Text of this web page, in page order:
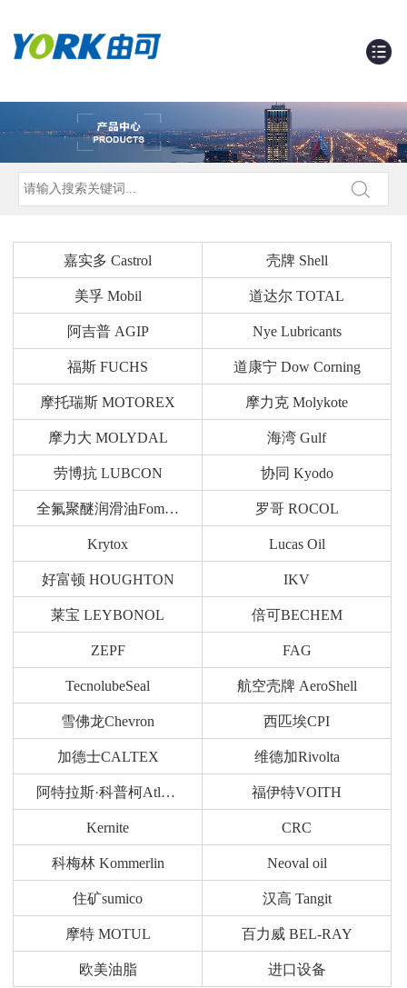
嘉实多 Castrol 壳牌 Shell
美孚 Mobil 道达尔 TOTAL
阿吉普 AGIP Nye Lubricants
福斯 FUCHS 道康宁 Dow Corning
摩托瑞斯 MOTOREX 摩力克 Molykote
摩力大 MOLYDAL 海湾 Gulf
劳博抗 LUBCON 协同 Kyodo
全氟聚醚润滑油Fomblin 罗哥 ROCOL
Krytox Lucas Oil
好富顿 HOUGHTON IKV
莱宝 LEYBONOL 倍可BECHEM
ZEPF FAG
TecnolubeSeal 航空壳牌 AeroShell
雪佛龙Chevron 西匹埃CPI
加德士CALTEX 维德加Rivolta
阿特拉斯·科普柯Atlas Copco 福伊特VOITH
Kernite CRC
科梅林 Kommerlin Neoval oil
住矿sumico 汉高 Tangit
摩特 MOTUL 百力威 BEL-RAY
欧美油脂 进口设备